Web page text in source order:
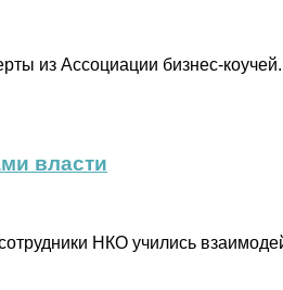
из Ассоциации бизнес-
власти
НКО учились